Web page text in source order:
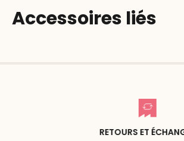
Accessoires liés
RETOURS ET ÉCHANGES